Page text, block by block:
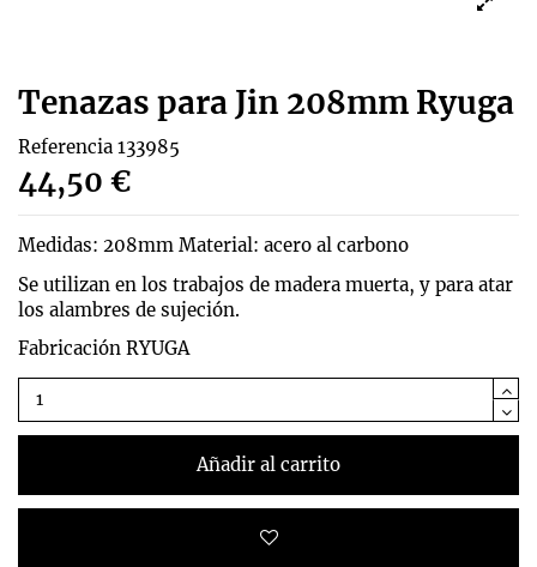
Tenazas para Jin 208mm Ryuga
Referencia 133985
44,50 €
Medidas: 208mm Material: acero al carbono
Se utilizan en los trabajos de madera muerta, y para atar
los alambres de sujeción.
Fabricación RYUGA
Añadir al carrito